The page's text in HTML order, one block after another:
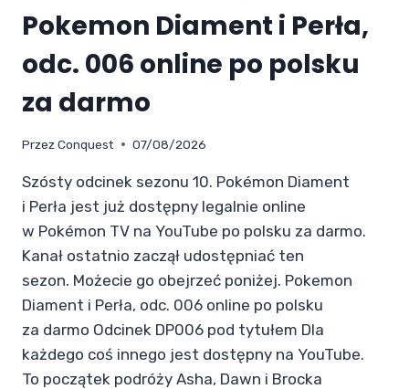
Pokemon Diament i Perła,
odc. 006 online po polsku
za darmo
Przez Conquest 07/08/2026
Szósty odcinek sezonu 10. Pokémon Diament
i Perła jest już dostępny legalnie online
w Pokémon TV na YouTube po polsku za darmo.
Kanał ostatnio zaczął udostępniać ten
sezon. Możecie go obejrzeć poniżej. Pokemon
Diament i Perła, odc. 006 online po polsku
za darmo Odcinek DP006 pod tytułem Dla
każdego coś innego jest dostępny na YouTube.
To początek podróży Asha, Dawn i Brocka